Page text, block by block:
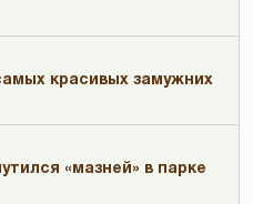
красивых замужних
«мазней» в парке